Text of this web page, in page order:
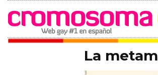
La